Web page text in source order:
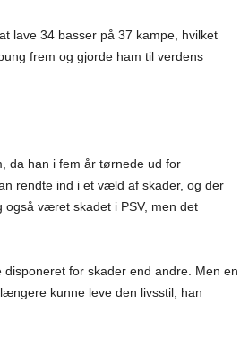
lave 34 basser på 37 kampe, hvilket
frem og gjorde ham til verdens
da han i fem år tørnede ud for
rendte ind i et væld af skader, og der
været skadet i PSV, men det
for skader end andre. Men en
kunne leve den livsstil, han